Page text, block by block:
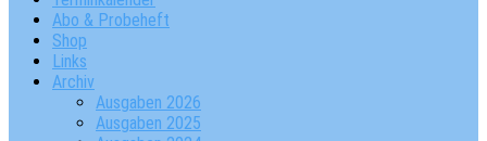
Abo & Probeheft
Shop
Links
Archiv
Ausgaben 2026
Ausgaben 2025